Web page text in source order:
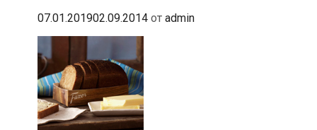
07.01.201902.09.2014 от admin